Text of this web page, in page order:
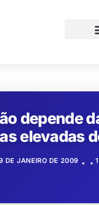
depende
elevadas
DE JANEIRO DE 2009